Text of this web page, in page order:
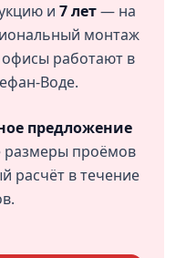
и 7 лет— на
монтаж
работают в
Воде.
предложение
размеры проёмов
в течение